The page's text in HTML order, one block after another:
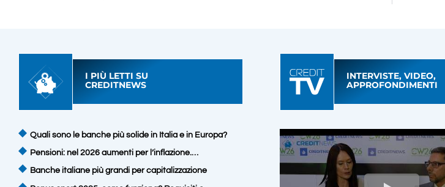
I PIÙ LETTI SU
CREDITNEWS
Quali sono le banche più solide in Italia e in Europa?
Pensioni: nel 2026 aumenti per l’inflazione.…
Banche italiane più grandi per capitalizzazione
INTERVISTE, VIDEO,
APPROFONDIMENTI